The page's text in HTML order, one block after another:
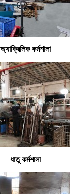
অ্যাক্রিলিক কর্মশালা
ধাতু কর্মশালা